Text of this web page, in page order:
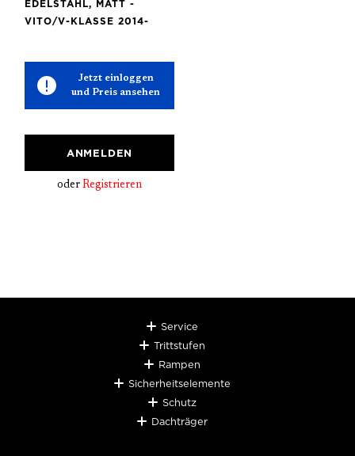
EDELSTAHL, MATT -
VITO/V-KLASSE 2014-
Jetzt einloggen
und Preis ansehen
ANMELDEN
oder Registrieren
Service
Trittstufen
Rampen
Sicherheitselemente
Schutz
Dachträger